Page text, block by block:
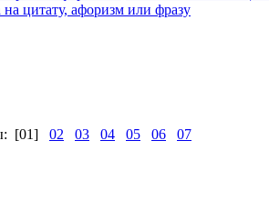
[01] 02 03 04 05 06 07